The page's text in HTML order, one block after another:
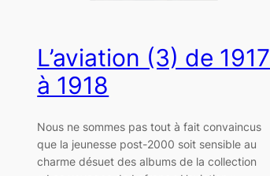
L’aviation (3) de 1917
à 1918
Nous ne sommes pas tout à fait convaincus
que la jeunesse post-2000 soit sensible au
charme désuet des albums de la collection